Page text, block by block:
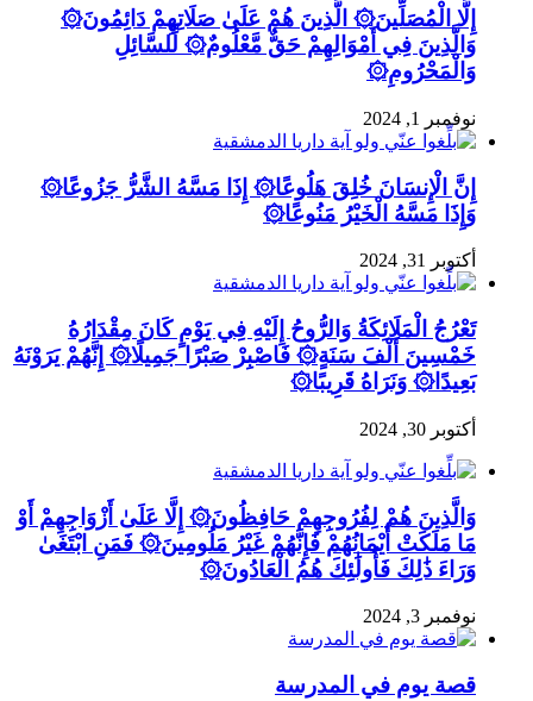
إِلَّا الْمُصَلِّينَ۞ الَّذِينَ هُمْ عَلَىٰ صَلَاتِهِمْ دَائِمُونَ۞
وَالَّذِينَ فِي أَمْوَالِهِمْ حَقٌّ مَّعْلُومٌ۞ لِّلسَّائِلِ
وَالْمَحْرُومِ۞
نوفمبر 1, 2024
إِنَّ الْإِنسَانَ خُلِقَ هَلُوعًا۞ إِذَا مَسَّهُ الشَّرُّ جَزُوعًا۞
وَإِذَا مَسَّهُ الْخَيْرُ مَنُوعًا۞
أكتوبر 31, 2024
تَعْرُجُ الْمَلَائِكَةُ وَالرُّوحُ إِلَيْهِ فِي يَوْمٍ كَانَ مِقْدَارُهُ
خَمْسِينَ أَلْفَ سَنَةٍ۞ فَاصْبِرْ صَبْرًا جَمِيلًا۞ إِنَّهُمْ يَرَوْنَهُ
بَعِيدًا۞ وَنَرَاهُ قَرِيبًا۞
أكتوبر 30, 2024
وَالَّذِينَ هُمْ لِفُرُوجِهِمْ حَافِظُونَ۞ إِلَّا عَلَىٰ أَزْوَاجِهِمْ أَوْ
مَا مَلَكَتْ أَيْمَانُهُمْ فَإِنَّهُمْ غَيْرُ مَلُومِينَ۞ فَمَنِ ابْتَغَىٰ
وَرَاءَ ذَٰلِكَ فَأُولَٰئِكَ هُمُ الْعَادُونَ۞
نوفمبر 3, 2024
قصة يوم في المدرسة